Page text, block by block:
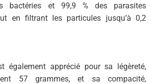
bactéries et 99,9 % des parasites
en filtrant les particules jusqu’à 0,2
également apprécié pour sa légèreté,
57 grammes, et sa compacité,